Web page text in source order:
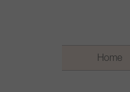
Home